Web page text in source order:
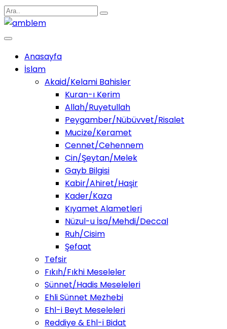
Anasayfa
İslam
Akaid/Kelami Bahisler
Kuran-ı Kerim
Allah/Ruyetullah
Peygamber/Nübüvvet/Risalet
Mucize/Keramet
Cennet/Cehennem
Cin/Şeytan/Melek
Gayb Bilgisi
Kabir/Ahiret/Haşir
Kader/Kaza
Kıyamet Alametleri
Nüzul-u İsa/Mehdi/Deccal
Ruh/Cisim
Şefaat
Tefsir
Fıkıh/Fıkhi Meseleler
Sünnet/Hadis Meseleleri
Ehli Sünnet Mezhebi
Ehl-i Beyt Meseleleri
Reddiye & Ehl-i Bidat